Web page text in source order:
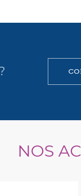
NOS